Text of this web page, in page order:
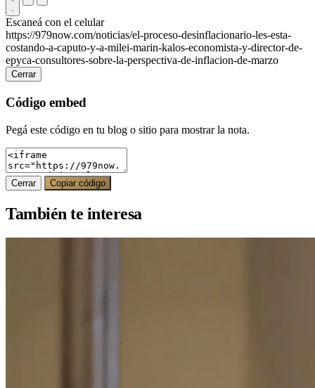
Escaneá con el celular
https://979now.com/noticias/el-proceso-desinflacionario-les-esta-
costando-a-caputo-y-a-milei-marin-kalos-economista-y-director-de-
epyca-consultores-sobre-la-perspectiva-de-inflacion-de-marzo
Cerrar
Código embed
Pegá este código en tu blog o sitio para mostrar la nota.
Cerrar Copiar código
También te interesa